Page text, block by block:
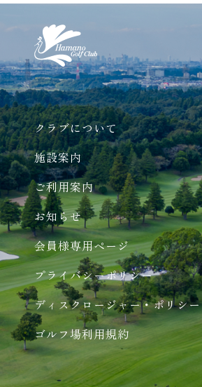
クラブについて
施設案内
ご利用案内
お知らせ
会員様専用ページ
プライバシーポリシー
ディスクロージャー・ポリシー
ゴルフ場利用規約